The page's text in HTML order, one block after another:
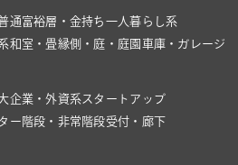
通富裕層・金持ち 一人暮らし系
和室・畳縁側・庭・庭園 車庫・ガレージ
企業・外資系スタートアップ
ー 階段・非常階段受付・廊下